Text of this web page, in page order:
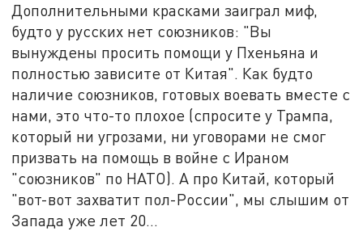
Дополнительными красками заиграл миф,
будто у русских нет союзников: "Вы
вынуждены просить помощи у Пхеньяна и
полностью зависите от Китая". Как будто
наличие союзников, готовых воевать вместе с
нами, это что-то плохое (спросите у Трампа,
который ни угрозами, ни уговорами не смог
призвать на помощь в войне с Ираном
"союзников" по НАТО). А про Китай, который
"вот-вот захватит пол-России", мы слышим от
Запада уже лет 20…